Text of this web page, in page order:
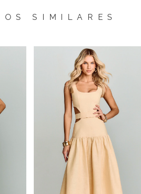
SIMILARES